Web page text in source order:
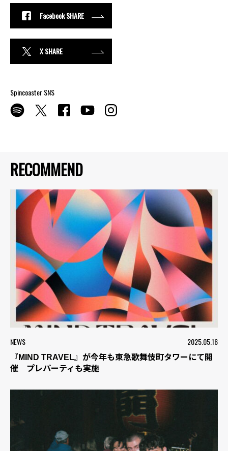
RECOMMEND
NEWS 2025.05.16
『MIND TRAVEL』が今年も東急歌舞伎町タワーにて開
催 プレパーティも実施
Facebook SHARE
X SHARE
Spincoaster SNS